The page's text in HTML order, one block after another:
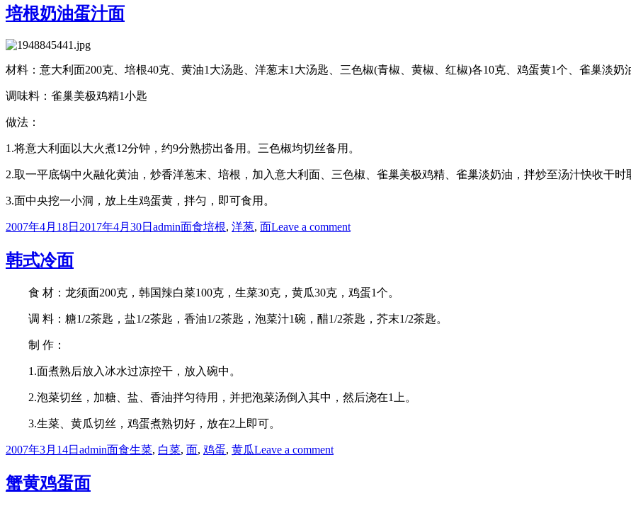
培根奶油蛋汁面
材料：意大利面200克、培根40克、黄油1大汤匙、洋葱末1大汤匙、三色椒(青椒、黄椒、红椒)各10克、鸡蛋黄1个、雀巢淡奶
调味料：雀巢美极鸡精1小匙
做法：
1.将意大利面以大火煮12分钟，约9分熟捞出备用。三色椒均切丝备用。
2.取一平底锅中火融化黄油，炒香洋葱末、培根，加入意大利面、三色椒、雀巢美极鸡精、雀巢淡奶油，拌炒至汤汁快收干时
3.面中央挖一小洞，放上生鸡蛋黄，拌匀，即可食用。
Posted
2007年4月18日 2017年4月30日 Author
adminCategories
面食Tags
培根, 洋葱, 面Leave a commenton
蛋
汁
面
韩式冷面
食 材：龙须面200克，韩国辣白菜100克，生菜30克，黄瓜30克，鸡蛋1个。
调 料：糖1/2茶匙，盐1/2茶匙，香油1/2茶匙，泡菜汁1碗，醋1/2茶匙，芥末1/2茶匙。
制 作：
1.面煮熟后放入冰水过凉控干，放入碗中。
2.泡菜切丝，加糖、盐、香油拌匀待用，并把泡菜汤倒入其中，然后浇在1上。
3.生菜、黄瓜切丝，鸡蛋煮熟切好，放在2上即可。
Posted
2007年3月14日 Author
adminCategories
面食Tags
生菜, 白菜, 面, 鸡蛋, 黄瓜Leave a commenton
蟹黄鸡蛋面